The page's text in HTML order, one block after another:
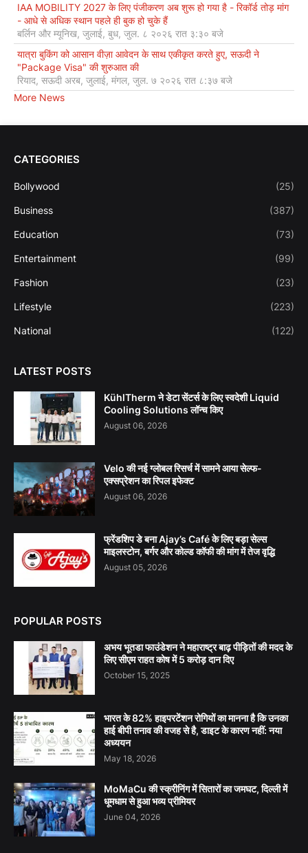
IAA MOBILITY 2027 के लिए पंजीकरण अब शुरू हो गया है - रिकॉर्ड तोड़ मांग
- आधे से अधिक स्थान पहले ही बुक हो चुके हैं
बर्लिन और म्यूनिख, जुलाई, बुध, जुल. ८ २०२६ रात ३:३० बजे
यात्रा बुकिंग को आसान वीज़ा आवेदन के साथ एकीकृत करते हुए, सऊदी ने
"Package Visa" की शुरुआत की
रियाद, सऊदी अरब, जुलाई, मंगल, जुल. ७ २०२६ रात ८:३७ बजे
More News
CATEGORIES
Bollywood (25)
Business (387)
Education (73)
Entertainment (99)
Fashion (23)
Lifestyle (223)
National (122)
LATEST POSTS
KühlTherm ने डेटा सेंटर्स के लिए स्वदेशी Liquid
Cooling Solutions लॉन्च किए
August 06, 2026
Velo की नई ग्लोबल रिसर्च में सामने आया सेल्फ-
एक्सप्रेशन का रिपल इफेक्ट
August 06, 2026
फ्रेंडशिप डे बना Ajay’s Café के लिए बड़ा सेल्स
माइलस्टोन, बर्गर और कोल्ड कॉफी की मांग में तेज वृद्धि
August 05, 2026
POPULAR POSTS
अभय भूतडा फाउंडेशन ने महाराष्ट्र बाढ़ पीड़ितों की मदद के
लिए सीएम राहत कोष में 5 करोड़ दान दिए
October 15, 2025
भारत के 82% हाइपरटेंशन रोगियों का मानना है कि उनका
हाई बीपी तनाव की वजह से है, डाइट के कारण नहीं: नया
अध्ययन
May 18, 2026
MoMaCu की स्क्रीनिंग में सितारों का जमघट, दिल्ली में
धूमधाम से हुआ भव्य प्रीमियर
June 04, 2026